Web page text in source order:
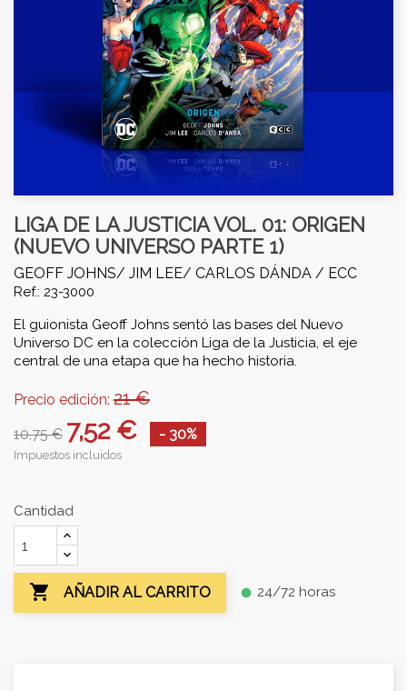
LIGA DE LA JUSTICIA VOL. 01: ORIGEN
(NUEVO UNIVERSO PARTE 1)
GEOFF JOHNS/ JIM LEE/ CARLOS DÁNDA / ECC
Ref.: 23-3000
El guionista Geoff Johns sentó las bases del Nuevo
Universo DC en la colección Liga de la Justicia, el eje
central de una etapa que ha hecho historia.
Precio edición: 21 €
10,75 € 7,52 € - 30%
Impuestos incluidos
Cantidad
 AÑADIR AL CARRITO fiber_manual_record 24/72 horas